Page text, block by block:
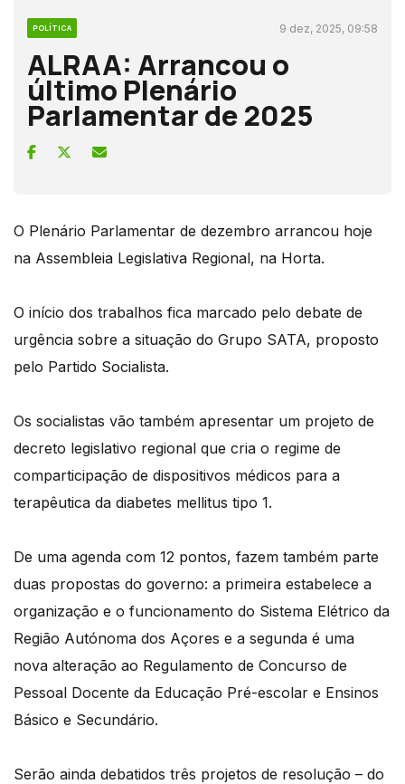
POLÍTICA 9 dez, 2025, 09:58
ALRAA: Arrancou o
último Plenário
Parlamentar de 2025
O Plenário Parlamentar de dezembro arrancou hoje
na Assembleia Legislativa Regional, na Horta.
O início dos trabalhos fica marcado pelo debate de
urgência sobre a situação do Grupo SATA, proposto
pelo Partido Socialista.
Os socialistas vão também apresentar um projeto de
decreto legislativo regional que cria o regime de
comparticipação de dispositivos médicos para a
terapêutica da diabetes mellitus tipo 1.
De uma agenda com 12 pontos, fazem também parte
duas propostas do governo: a primeira estabelece a
organização e o funcionamento do Sistema Elétrico da
Região Autónoma dos Açores e a segunda é uma
nova alteração ao Regulamento de Concurso de
Pessoal Docente da Educação Pré-escolar e Ensinos
Básico e Secundário.
Serão ainda debatidos três projetos de resolução – do